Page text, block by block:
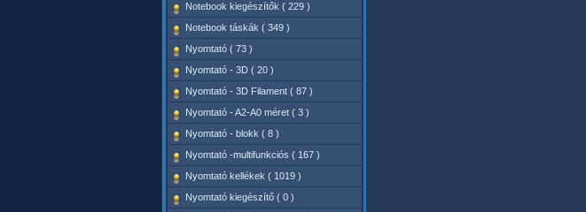
Notebook kiegészítők ( 229 )
Notebook táskák ( 349 )
Nyomtató ( 73 )
Nyomtató - 3D ( 20 )
Nyomtató - 3D Filament ( 87 )
Nyomtató - A2-A0 méret ( 3 )
Nyomtató - blokk ( 8 )
Nyomtató -multifunkciós ( 167 )
Nyomtató kellékek ( 1019 )
Nyomtató kiegészítő ( 0 )